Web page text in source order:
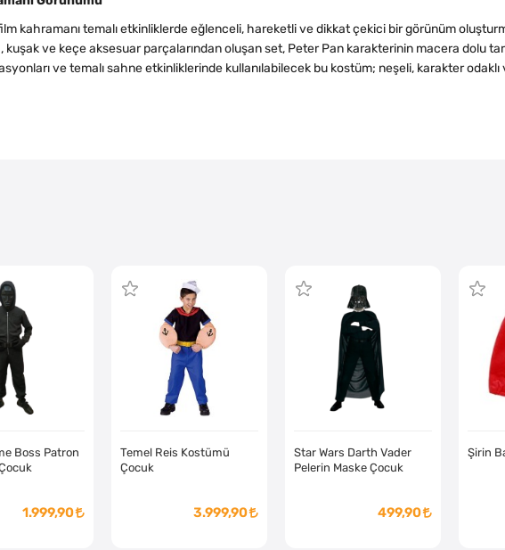
kahramanı temalı etkinliklerde eğlenceli, hareketli ve dikkat çekici bir görünüm
ve keçe aksesuar parçalarından oluşan set, Peter Pan karakterinin macera dolu
ve temalı sahne etkinliklerinde kullanılabilecek bu kostüm; neşeli, karakter
Boss Patron
1.999,90
Temel Reis Kostümü
Çocuk
3.999,90
Star Wars Darth Vader
Pelerin Maske Çocuk
499,90
Şirin